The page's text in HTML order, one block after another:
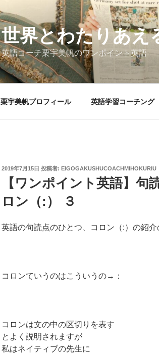
世界とわたりあえ
英語コーチ栗宇美帆のワンポイント英語
栗宇美帆プロフィール 英語学習コーチング
投
2019年7月15日 投稿者: EIGOGAKUSHUCOACHMIHOKURIU
【ワンポイント英語】
ロン（:） ３
英語の句読点のひとつ、コロン（:）の紹介
コロンていうのはこういうの→：
コロンは文の中の区切りを表す
とよく説明されますが
私はネイティブの先生に